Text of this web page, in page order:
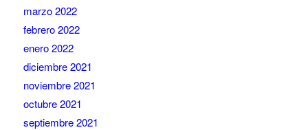
marzo 2022
febrero 2022
enero 2022
diciembre 2021
noviembre 2021
octubre 2021
septiembre 2021